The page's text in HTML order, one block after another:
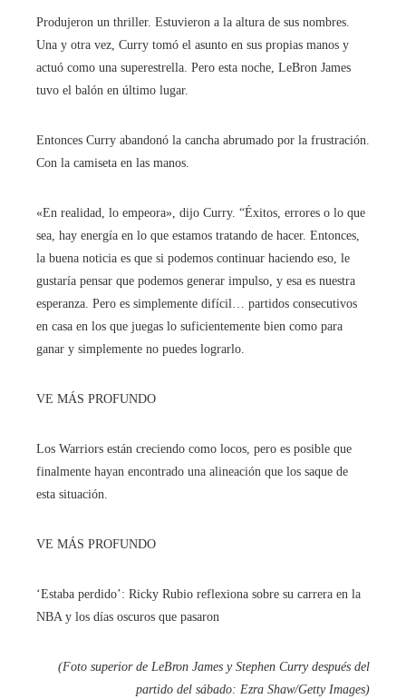
Produjeron un thriller. Estuvieron a la altura de sus nombres.
Una y otra vez, Curry tomó el asunto en sus propias manos y
actuó como una superestrella. Pero esta noche, LeBron James
tuvo el balón en último lugar.
Entonces Curry abandonó la cancha abrumado por la frustración.
Con la camiseta en las manos.
«En realidad, lo empeora», dijo Curry. “Éxitos, errores o lo que
sea, hay energía en lo que estamos tratando de hacer. Entonces,
la buena noticia es que si podemos continuar haciendo eso, le
gustaría pensar que podemos generar impulso, y esa es nuestra
esperanza. Pero es simplemente difícil… partidos consecutivos
en casa en los que juegas lo suficientemente bien como para
ganar y simplemente no puedes lograrlo.
VE MÁS PROFUNDO
Los Warriors están creciendo como locos, pero es posible que
finalmente hayan encontrado una alineación que los saque de
esta situación.
VE MÁS PROFUNDO
‘Estaba perdido’: Ricky Rubio reflexiona sobre su carrera en la
NBA y los días oscuros que pasaron
(Foto superior de LeBron James y Stephen Curry después del
partido del sábado: Ezra Shaw/Getty Images)